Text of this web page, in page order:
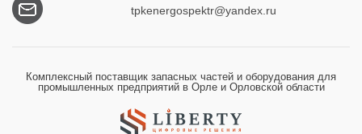
tpkenergospektr@yandex.ru
Комплексный поставщик запасных частей и оборудования для
промышленных предприятий в Орле и Орловской области